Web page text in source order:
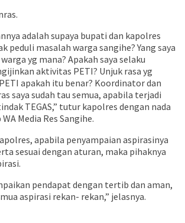
adalah supaya bupati dan kapolres
peduli masalah warga sangihe? Yang saya
yg mana? Apakah saya selaku
aktivitas PETI? Unjuk rasa yg
apakah itu benar? Koordinator dan
saya sudah tau semua, apabila terjadi
TEGAS,” tutur kapolres dengan nada
Media Res Sangihe.
apabila penyampaian aspirasinya
sesuai dengan aturan, maka pihaknya
pendapat dengan tertib dan aman,
aspirasi rekan- rekan,” jelasnya.